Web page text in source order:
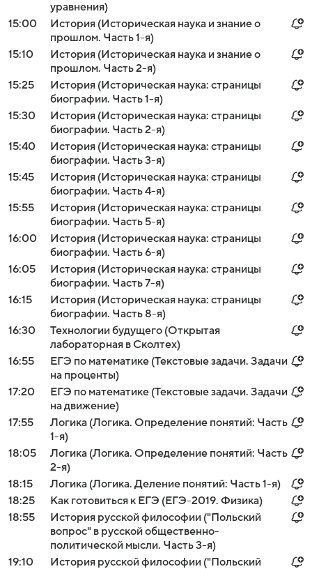
уравнения)
15:00
История (Историческая наука и знание о
прошлом. Часть 1-я)
15:10
История (Историческая наука и знание о
прошлом. Часть 2-я)
15:25
История (Историческая наука: страницы
биографии. Часть 1-я)
15:30
История (Историческая наука: страницы
биографии. Часть 2-я)
15:40
История (Историческая наука: страницы
биографии. Часть 3-я)
15:45
История (Историческая наука: страницы
биографии. Часть 4-я)
15:55
История (Историческая наука: страницы
биографии. Часть 5-я)
16:00
История (Историческая наука: страницы
биографии. Часть 6-я)
16:05
История (Историческая наука: страницы
биографии. Часть 7-я)
16:15
История (Историческая наука: страницы
биографии. Часть 8-я)
16:30
Технологии будущего (Открытая
лабораторная в Сколтех)
16:55
ЕГЭ по математике (Текстовые задачи. Задачи
на проценты)
17:20
ЕГЭ по математике (Текстовые задачи. Задачи
на движение)
17:55
Логика (Логика. Определение понятий: Часть
1-я)
18:05
Логика (Логика. Определение понятий: Часть
2-я)
18:15
Логика (Логика. Деление понятий: Часть 1-я)
18:25
Как готовиться к ЕГЭ (ЕГЭ-2019. Физика)
18:55
История русской философии ("Польский
вопрос" в русской общественно-
политической мысли. Часть 3-я)
19:10
История русской философии ("Польский